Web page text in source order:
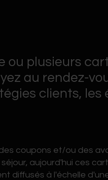
ou plusieurs
au rendez-
clients, les
coupons et/ou des
aujourd'hui ces
diffusés à l'échelle